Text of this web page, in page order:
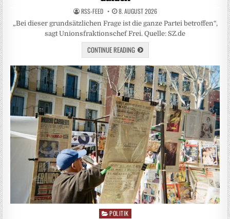
RSS-FEED 8. AUGUST 2026
„Bei dieser grundsätzlichen Frage ist die ganze Partei betroffen“,
sagt Unionsfraktionschef Frei. Quelle: SZ.de
CONTINUE READING
Posted
POLITIK